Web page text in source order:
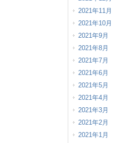
2021年11月
2021年10月
2021年9月
2021年8月
2021年7月
2021年6月
2021年5月
2021年4月
2021年3月
2021年2月
2021年1月